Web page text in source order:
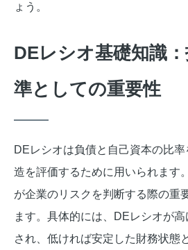
ょう。
DEレシオ基礎知識
準としての重要性
DEレシオは負債と自己資本の比
造を評価するために用いられます
が企業のリスクを判断する際の重
ます。具体的には、DEレシオが
され、低ければ安定した財務状態